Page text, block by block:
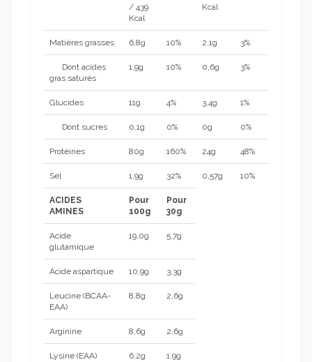
/ 439
Kcal
Kcal
Matières grasses 6,8g 10% 2,1g 3%
Dont acides
gras saturés
1,9g 10% 0,6g 3%
Glucides 11g 4% 3,4g 1%
Dont sucres 0,1g 0% 0g 0%
Protéines 80g 160% 24g 48%
Sel 1,9g 32% 0,57g 10%
ACIDES
AMINES
Pour
100g
Pour
30g
Acide
glutamique
19,0g 5,7g
Acide aspartique 10,9g 3,3g
Leucine (BCAA-
EAA)
8,8g 2,6g
Arginine 8,6g 2,6g
Lysine (EAA) 6,2g 1,9g